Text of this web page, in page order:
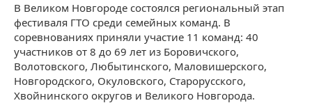
В Великом Новгороде состоялся региональный этап
фестиваля ГТО среди семейных команд. В
соревнованиях приняли участие 11 команд: 40
участников от 8 до 69 лет из Боровичского,
Волотовского, Любытинского, Маловишерского,
Новгородского, Окуловского, Старорусского,
Хвойнинского округов и Великого Новгорода.